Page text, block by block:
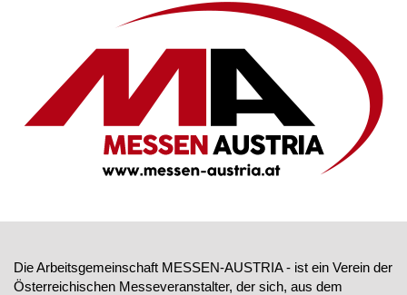
Die Arbeitsgemeinschaft MESSEN-AUSTRIA - ist ein Verein der
Österreichischen Messeveranstalter, der sich, aus dem